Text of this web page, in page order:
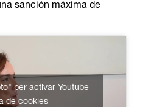
sanción máxima de
per activar Youtube
de cookies